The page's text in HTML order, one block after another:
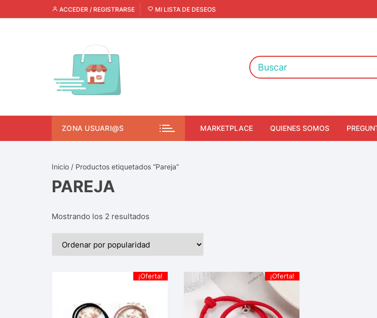
ACCEDER / REGISTRARSE MI LISTA DE DESEOS
ZONA USUARI@S MARKETPLACE QUIENES SOMOS
Inicio / Productos etiquetados “Pareja”
PAREJA
Mostrando los 2 resultados
¡Oferta! ¡Oferta!